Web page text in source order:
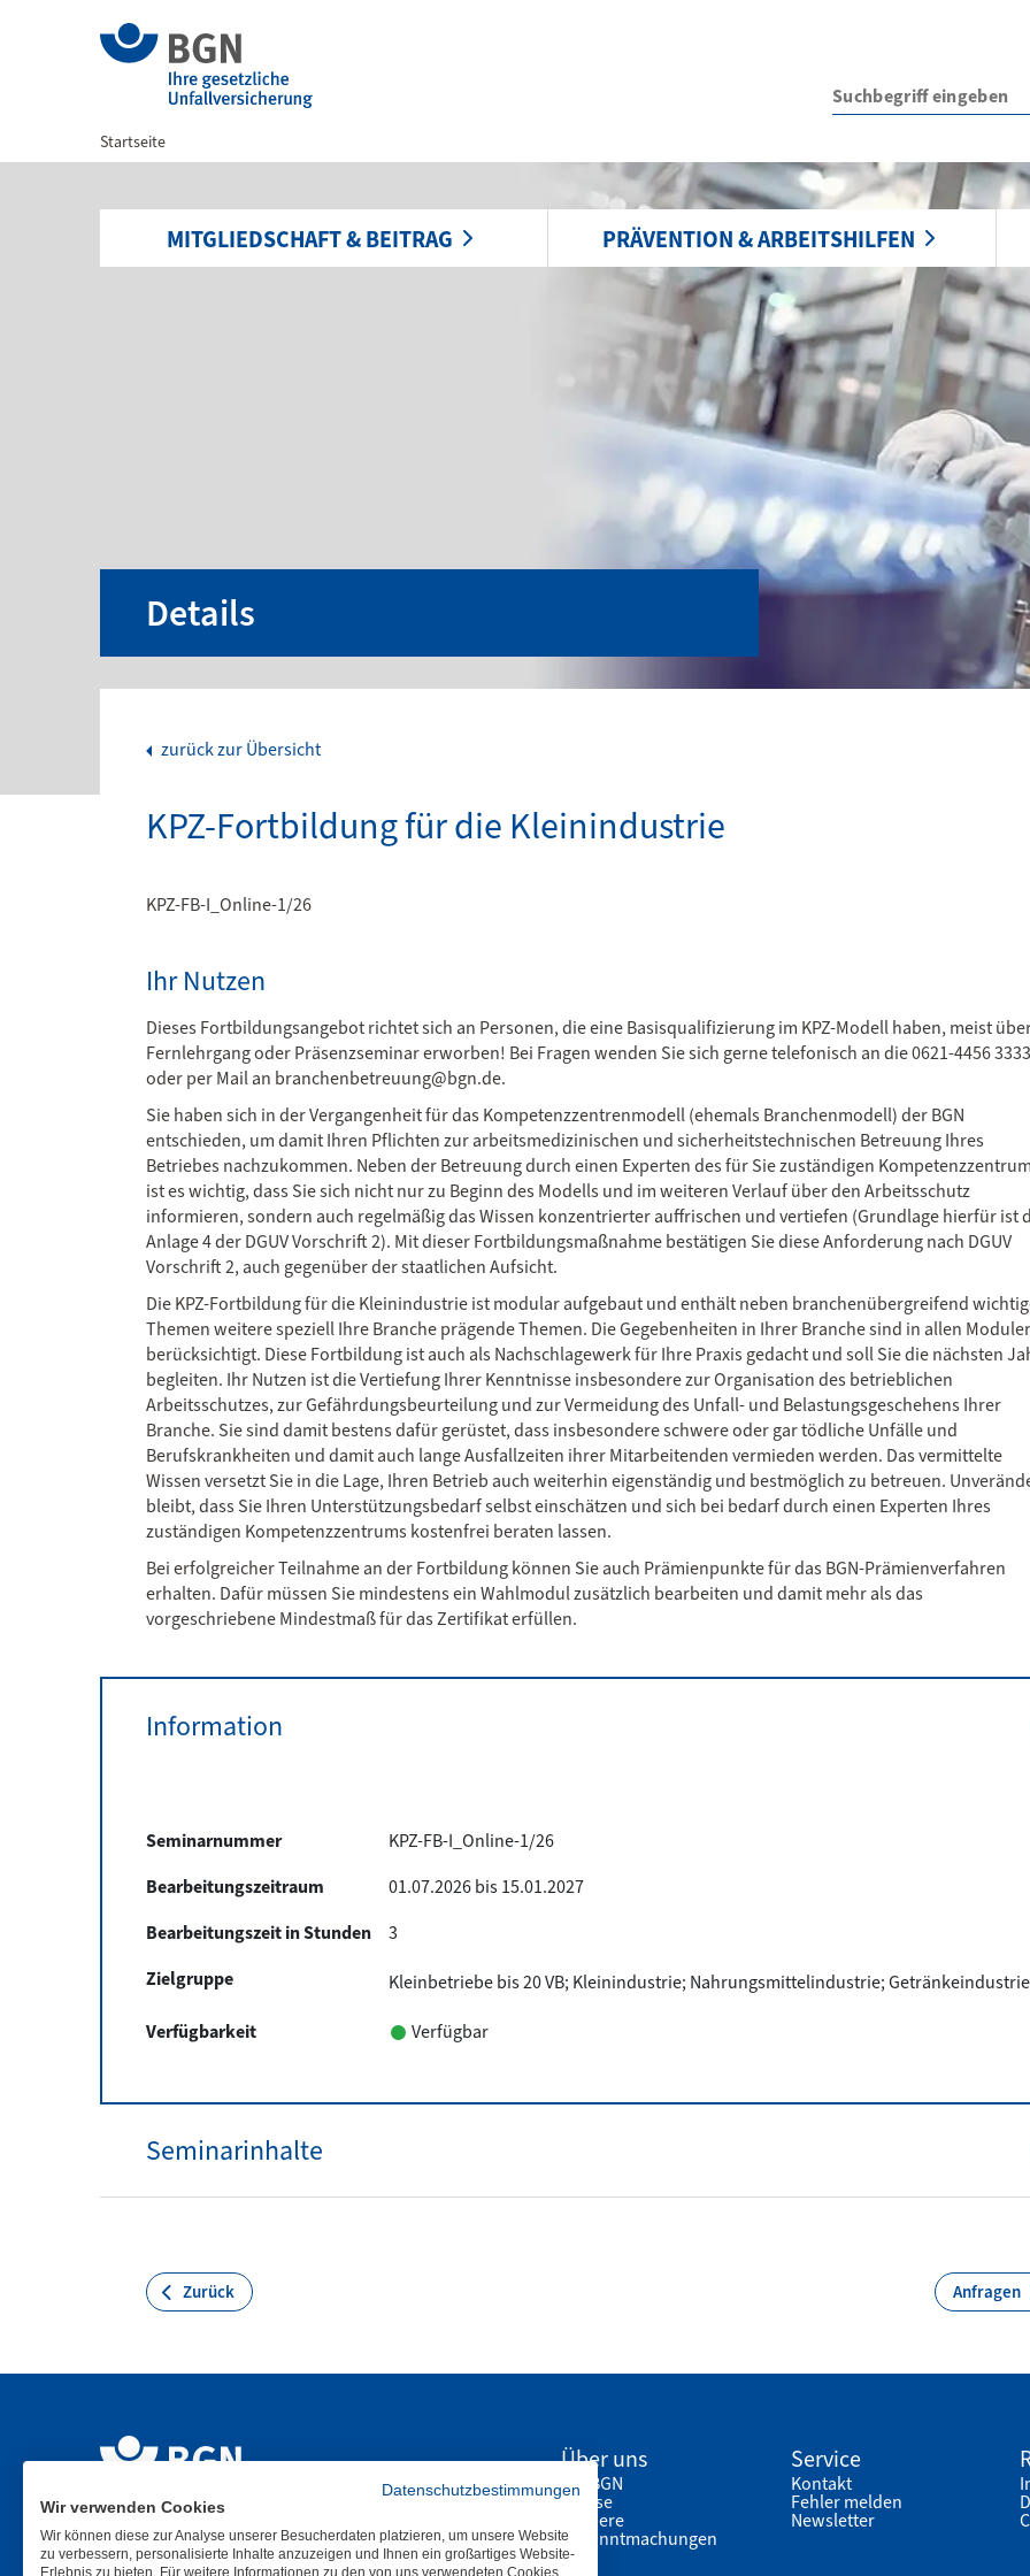
MITGLIEDSCHAFT & BEITRAG PRÄVENTION & ARBEITSHILFEN
Startseite
Details
zurück zur Übersicht
KPZ-Fortbildung für die Kleinindustrie
KPZ-FB-I_Online-1/26
Ihr Nutzen
Dieses Fortbildungsangebot richtet sich an Personen, die eine Basisqualifizierung im KPZ-Modell haben, meist
Fernlehrgang oder Präsenzseminar erworben! Bei Fragen wenden Sie sich gerne telefonisch an die 0621-4456 3333
oder per Mail an branchenbetreuung@bgn.de.
Sie haben sich in der Vergangenheit für das Kompetenzzentrenmodell (ehemals Branchenmodell) der BGN
entschieden, um damit Ihren Pflichten zur arbeitsmedizinischen und sicherheitstechnischen Betreuung Ihres
Betriebes nachzukommen. Neben der Betreuung durch einen Experten des für Sie zuständigen
ist es wichtig, dass Sie sich nicht nur zu Beginn des Modells und im weiteren Verlauf über den Arbeitsschutz
informieren, sondern auch regelmäßig das Wissen konzentrierter auffrischen und vertiefen (Grundlage hierfür ist
Anlage 4 der DGUV Vorschrift 2). Mit dieser Fortbildungsmaßnahme bestätigen Sie diese Anforderung nach DGUV
Vorschrift 2, auch gegenüber der staatlichen Aufsicht.
Die KPZ-Fortbildung für die Kleinindustrie ist modular aufgebaut und enthält neben branchenübergreifend
Themen weitere speziell Ihre Branche prägende Themen. Die Gegebenheiten in Ihrer Branche sind in allen
berücksichtigt. Diese Fortbildung ist auch als Nachschlagewerk für Ihre Praxis gedacht und soll Sie die nächsten
begleiten. Ihr Nutzen ist die Vertiefung Ihrer Kenntnisse insbesondere zur Organisation des betrieblichen
Arbeitsschutzes, zur Gefährdungsbeurteilung und zur Vermeidung des Unfall- und Belastungsgeschehens Ihrer
Branche. Sie sind damit bestens dafür gerüstet, dass insbesondere schwere oder gar tödliche Unfälle und
Berufskrankheiten und damit auch lange Ausfallzeiten ihrer Mitarbeitenden vermieden werden. Das vermittelte
Wissen versetzt Sie in die Lage, Ihren Betrieb auch weiterhin eigenständig und bestmöglich zu betreuen.
bleibt, dass Sie Ihren Unterstützungsbedarf selbst einschätzen und sich bei bedarf durch einen Experten Ihres
zuständigen Kompetenzzentrums kostenfrei beraten lassen.
Bei erfolgreicher Teilnahme an der Fortbildung können Sie auch Prämienpunkte für das BGN-Prämienverfahren
erhalten. Dafür müssen Sie mindestens ein Wahlmodul zusätzlich bearbeiten und damit mehr als das
vorgeschriebene Mindestmaß für das Zertifikat erfüllen.
Information
Seminarnummer
KPZ-FB-I_Online-1/26
Bearbeitungszeitraum
01.07.2026 bis 15.01.2027
Bearbeitungszeit in Stunden
3
Zielgruppe
Kleinbetriebe bis 20 VB; Kleinindustrie; Nahrungsmittelindustrie; Getränkeindustrie
Verfügbarkeit Verfügbar
Seminarinhalte
Zurück Anfragen
Über uns
Die BGN
Presse
Karriere
Bekanntmachungen
Service
Kontakt
Fehler melden
Newsletter
Datenschutzbestimmungen
Wir verwenden Cookies
Wir können diese zur Analyse unserer Besucherdaten platzieren, um unsere Website
zu verbessern, personalisierte Inhalte anzuzeigen und Ihnen ein großartiges Website-
Erlebnis zu bieten. Für weitere Informationen zu den von uns verwendeten Cookies